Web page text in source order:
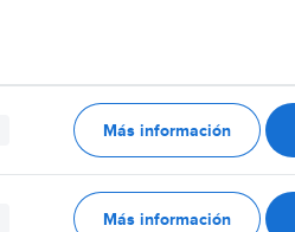
Más información
Más información